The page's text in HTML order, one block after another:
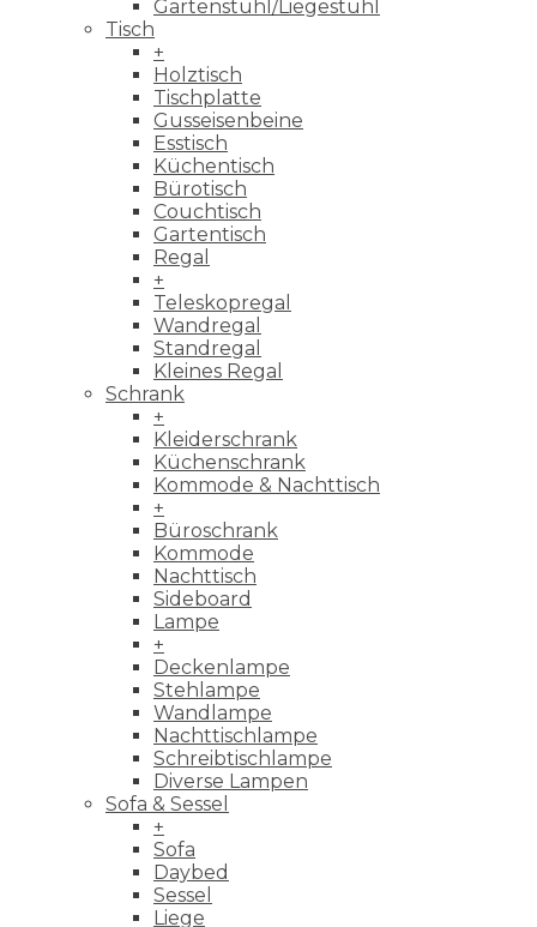
Gartenstuhl/Liegestuhl
Tisch
+
Holztisch
Tischplatte
Gusseisenbeine
Esstisch
Küchentisch
Bürotisch
Couchtisch
Gartentisch
Regal
+
Teleskopregal
Wandregal
Standregal
Kleines Regal
Schrank
+
Kleiderschrank
Küchenschrank
Kommode & Nachttisch
+
Büroschrank
Kommode
Nachttisch
Sideboard
Lampe
+
Deckenlampe
Stehlampe
Wandlampe
Nachttischlampe
Schreibtischlampe
Diverse Lampen
Sofa & Sessel
+
Sofa
Daybed
Sessel
Liege